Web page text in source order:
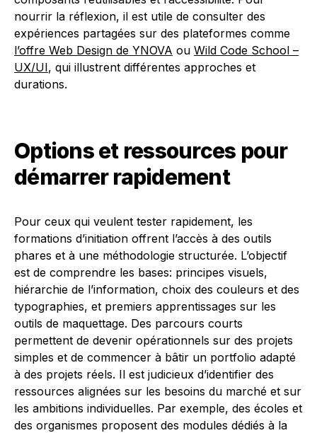
nourrir la réflexion, il est utile de consulter des
expériences partagées sur des plateformes comme
l’offre Web Design de YNOVA ou Wild Code School –
UX/UI, qui illustrent différentes approches et
durations.
Options et ressources pour
démarrer rapidement
Pour ceux qui veulent tester rapidement, les
formations d’initiation offrent l’accès à des outils
phares et à une méthodologie structurée. L’objectif
est de comprendre les bases: principes visuels,
hiérarchie de l’information, choix des couleurs et des
typographies, et premiers apprentissages sur les
outils de maquettage. Des parcours courts
permettent de devenir opérationnels sur des projets
simples et de commencer à bâtir un portfolio adapté
à des projets réels. Il est judicieux d’identifier des
ressources alignées sur les besoins du marché et sur
les ambitions individuelles. Par exemple, des écoles et
des organismes proposent des modules dédiés à la